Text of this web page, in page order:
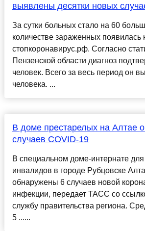
выявлены десятки новых
За сутки больных стало на 60
количестве зараженных появилась
стопкоронавирус.рф. Согласно
Пензенской области диагноз
человек. Всего за весь период он
человека. ...
В доме престарелых на Алтае
случаев COVID-19
В специальном доме-интернате
инвалидов в городе Рубцовске
обнаружены 6 случаев новой
инфекции, передает ТАСС со
службу правительства региона.
5 ......